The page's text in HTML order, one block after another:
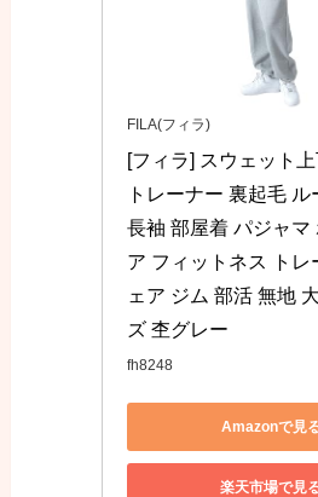
FILA(フィラ)
[フィラ] スウェット上
トレーナー 裏起毛
長袖 部屋着 パジャマ
ア フィットネス トレ
ェア ジム 部活 無地
ズ 杢グレー
fh8248
Amazonで見
楽天市場で見